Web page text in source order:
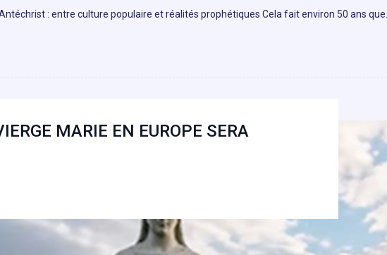
: entre culture populaire et réalités prophétiques Cela fait environ 50 ans que…
MARIE EN EUROPE SERA